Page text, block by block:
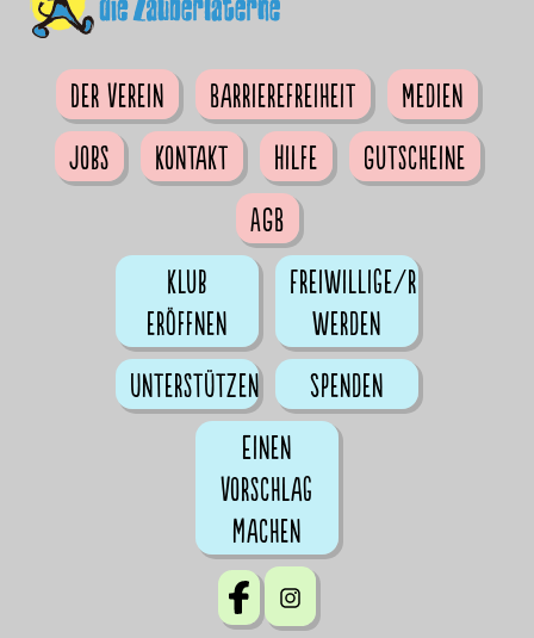
Der Verein Barrierefreiheit
Medien
Jobs
Kontakt Hilfe
Gutscheine
AGB
Klub
eröffnen
Freiwillige/r
werden
Unterstützen
Spenden
Einen
Vorschlag
machen